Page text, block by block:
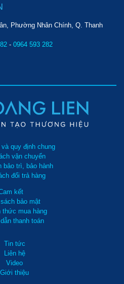
Phường Nhân Chính, Q. Thanh
- 0964 593 282
quy định chung
vận chuyển
bảo trì, bảo hành
đổi trả hàng
kết
bảo mật
thức mua hàng
thanh toán
Tin tức
Liên hệ
Video
Giới thiệu